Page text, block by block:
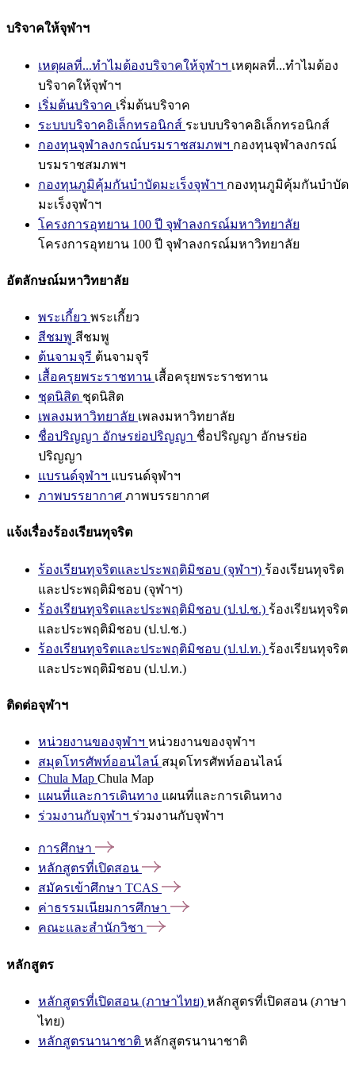
บริจาคให้จุฬาฯ
เหตุผลที่...ทำไมต้องบริจาคให้จุฬาฯ เหตุผลที่...ทำไมต้อง
บริจาคให้จุฬาฯ
เริ่มต้นบริจาค เริ่มต้นบริจาค
ระบบบริจาคอิเล็กทรอนิกส์ ระบบบริจาคอิเล็กทรอนิกส์
กองทุนจุฬาลงกรณ์บรมราชสมภพฯ กองทุนจุฬาลงกรณ์
บรมราชสมภพฯ
กองทุนภูมิคุ้มกันบำบัดมะเร็งจุฬาฯ กองทุนภูมิคุ้มกันบำบัด
มะเร็งจุฬาฯ
โครงการอุทยาน 100 ปี จุฬาลงกรณ์มหาวิทยาลัย
โครงการอุทยาน 100 ปี จุฬาลงกรณ์มหาวิทยาลัย
อัตลักษณ์มหาวิทยาลัย
พระเกี้ยว พระเกี้ยว
สีชมพู สีชมพู
ต้นจามจุรี ต้นจามจุรี
เสื้อครุยพระราชทาน เสื้อครุยพระราชทาน
ชุดนิสิต ชุดนิสิต
เพลงมหาวิทยาลัย เพลงมหาวิทยาลัย
ชื่อปริญญา อักษรย่อปริญญา ชื่อปริญญา อักษรย่อ
ปริญญา
แบรนด์จุฬาฯ แบรนด์จุฬาฯ
ภาพบรรยากาศ ภาพบรรยากาศ
แจ้งเรื่องร้องเรียนทุจริต
ร้องเรียนทุจริตและประพฤติมิชอบ (จุฬาฯ) ร้องเรียนทุจริต
และประพฤติมิชอบ (จุฬาฯ)
ร้องเรียนทุจริตและประพฤติมิชอบ (ป.ป.ช.) ร้องเรียนทุจริต
และประพฤติมิชอบ (ป.ป.ช.)
ร้องเรียนทุจริตและประพฤติมิชอบ (ป.ป.ท.) ร้องเรียนทุจริต
และประพฤติมิชอบ (ป.ป.ท.)
ติดต่อจุฬาฯ
หน่วยงานของจุฬาฯ หน่วยงานของจุฬาฯ
สมุดโทรศัพท์ออนไลน์ สมุดโทรศัพท์ออนไลน์
Chula Map Chula Map
แผนที่และการเดินทาง แผนที่และการเดินทาง
ร่วมงานกับจุฬาฯ ร่วมงานกับจุฬาฯ
การศึกษา
หลักสูตรที่เปิดสอน
สมัครเข้าศึกษา TCAS
ค่าธรรมเนียมการศึกษา
คณะและสำนักวิชา
หลักสูตร
หลักสูตรที่เปิดสอน (ภาษาไทย) หลักสูตรที่เปิดสอน (ภาษา
ไทย)
หลักสูตรนานาชาติ หลักสูตรนานาชาติ